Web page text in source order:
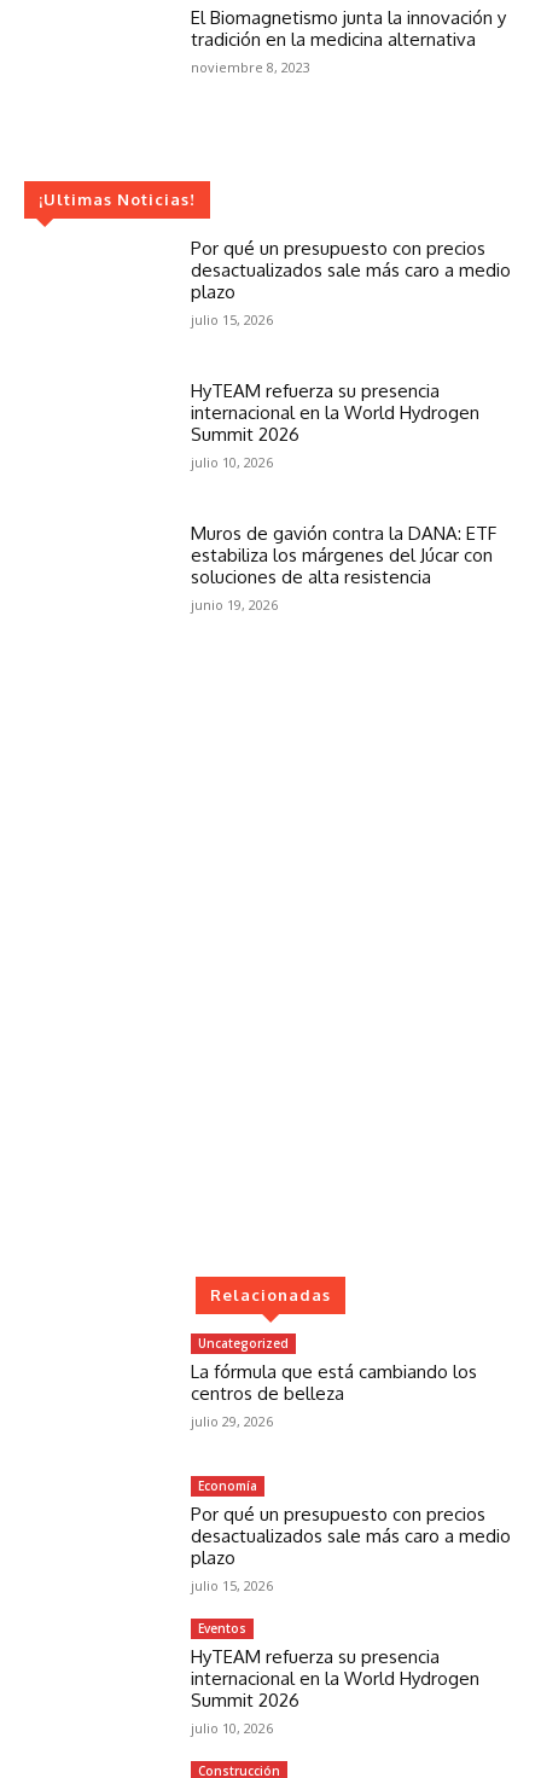
El Biomagnetismo junta la innovación y
tradición en la medicina alternativa
noviembre 8, 2023
¡Ultimas Noticias!
Por qué un presupuesto con precios
desactualizados sale más caro a medio
plazo
julio 15, 2026
HyTEAM refuerza su presencia
internacional en la World Hydrogen
Summit 2026
julio 10, 2026
Muros de gavión contra la DANA: ETF
estabiliza los márgenes del Júcar con
soluciones de alta resistencia
junio 19, 2026
Relacionadas
Uncategorized
La fórmula que está cambiando los
centros de belleza
julio 29, 2026
Economía
Por qué un presupuesto con precios
desactualizados sale más caro a medio
plazo
julio 15, 2026
Eventos
HyTEAM refuerza su presencia
internacional en la World Hydrogen
Summit 2026
julio 10, 2026
Construcción